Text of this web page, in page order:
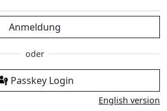
Anmeldung
Passkey Login
English version